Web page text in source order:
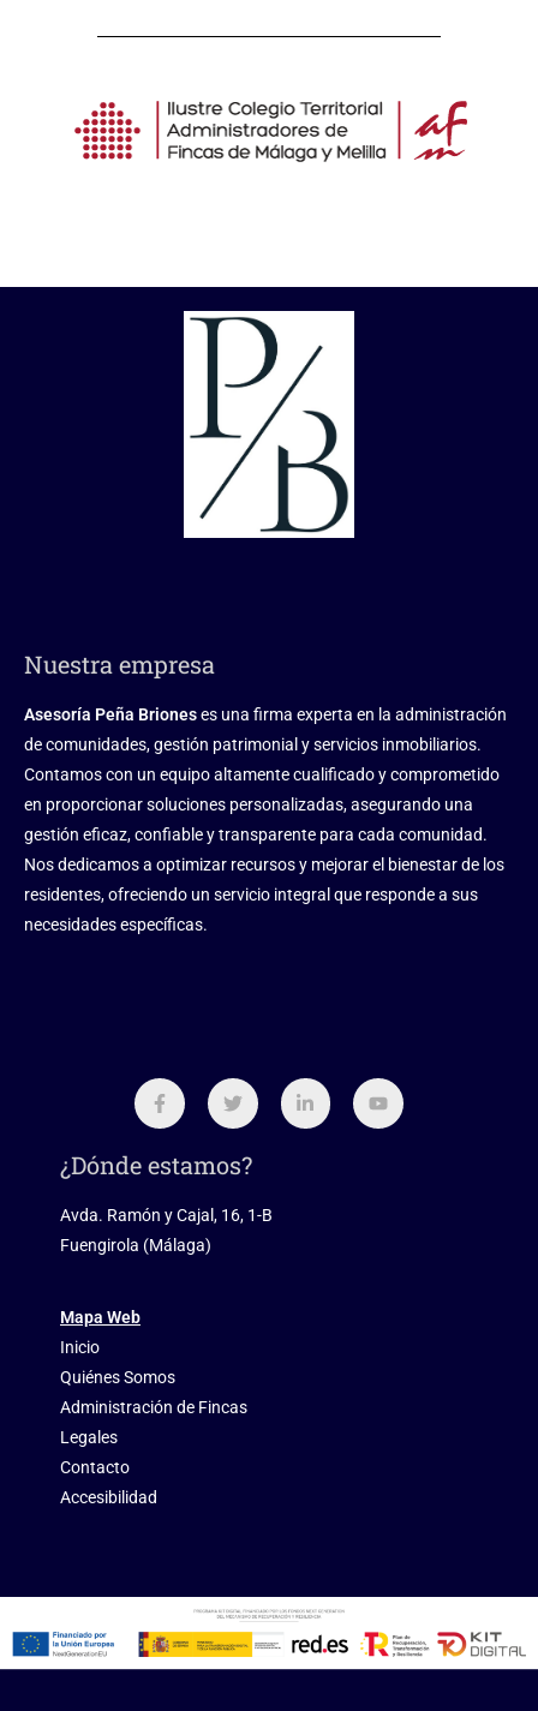
Nuestra empresa
Asesoría Peña Brioneses una firma experta en la administración
de comunidades, gestión patrimonial y servicios inmobiliarios.
Contamos con un equipo altamente cualificado y comprometido
en proporcionar soluciones personalizadas, asegurando una
gestión eficaz, confiable y transparente para cada comunidad.
Nos dedicamos a optimizar recursos y mejorar el bienestar de los
residentes, ofreciendo un servicio integral que responde a sus
necesidades específicas.
¿Dónde estamos?
Avda. Ramón y Cajal, 16, 1-B
Fuengirola (Málaga)
Mapa Web
Inicio
Quiénes Somos
Administración de Fincas
Legales
Contacto
Accesibilidad